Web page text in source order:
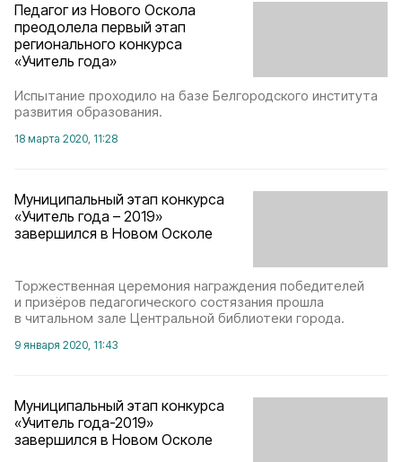
Педагог из Нового Оскола
преодолела первый этап
регионального конкурса
«Учитель года»
Испытание проходило на базе Белгородского института
развития образования.
18 марта 2020, 11:28
Муниципальный этап конкурса
«Учитель года – 2019»
завершился в Новом Осколе
Торжественная церемония награждения победителей
и призёров педагогического состязания прошла
в читальном зале Центральной библиотеки города.
9 января 2020, 11:43
Муниципальный этап конкурса
«Учитель года-2019»
завершился в Новом Осколе